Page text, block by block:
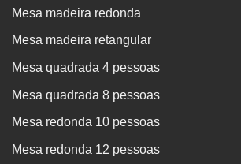
Mesa madeira redonda
Mesa madeira retangular
Mesa quadrada 4 pessoas
Mesa quadrada 8 pessoas
Mesa redonda 10 pessoas
Mesa redonda 12 pessoas